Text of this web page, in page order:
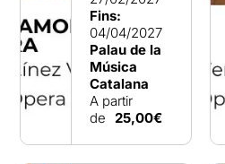
Fins:
04/04/2027
Palau de la
Música
Catalana
A partir
de 25,00€